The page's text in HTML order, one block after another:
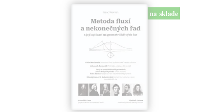
na sklade